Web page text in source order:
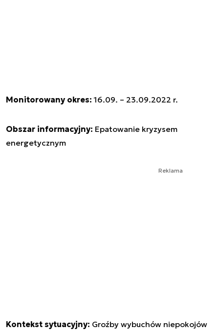
Monitorowany okres: 16.09. – 23.09.2022 r.
Obszar informacyjny: Epatowanie kryzysem
energetycznym
Reklama
Kontekst sytuacyjny: Groźby wybuchów niepokojów